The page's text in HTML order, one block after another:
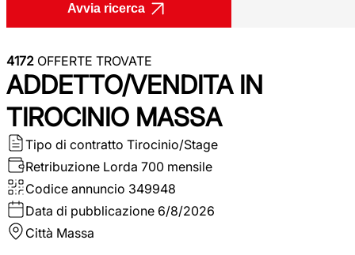
Avvia ricerca
4172 OFFERTE TROVATE
ADDETTO/VENDITA IN
TIROCINIO MASSA
Tipo di contratto Tirocinio/Stage
Retribuzione Lorda 700 mensile
Codice annuncio 349948
Data di pubblicazione 6/8/2026
Città Massa